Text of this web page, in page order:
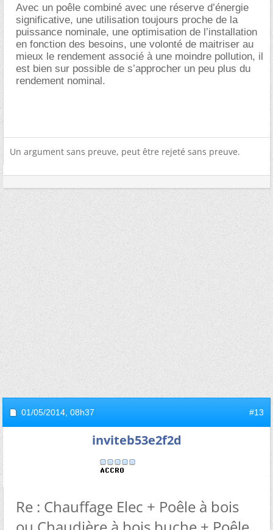
Avec un poêle combiné avec une réserve d’énergie
significative, une utilisation toujours proche de la
puissance nominale, une optimisation de l’installation
en fonction des besoins, une volonté de maitriser au
mieux le rendement associé à une moindre pollution, il
est bien sur possible de s’approcher un peu plus du
rendement nominal.
Un argument sans preuve, peut être rejeté sans preuve.
01/05/2014, 08h37 #13
inviteb53e2f2d
Re : Chauffage Elec + Poêle à bois